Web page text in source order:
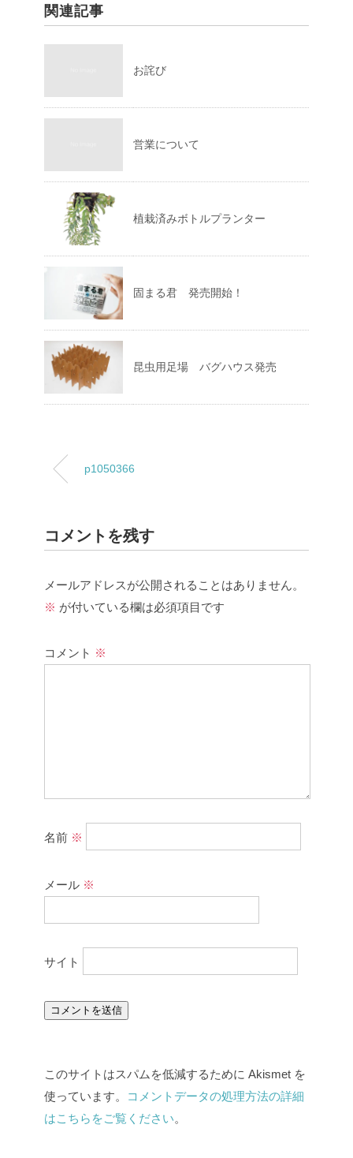
関連記事
お詫び
営業について
植栽済みボトルプランター
固まる君 発売開始！
昆虫用足場 バグハウス発売
p1050366
コメントを残す
メールアドレスが公開されることはありません。
※ が付いている欄は必須項目です
コメント ※
名前 ※
メール ※
サイト
このサイトはスパムを低減するために Akismet を
使っています。
コメントデータの処理方法の詳細
はこちらをご覧ください。